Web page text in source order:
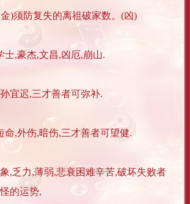
)须防复失的离祖破家数。(凶)
士,豪杰,文昌,凶厄,崩山.
宜迟,三才善者可弥补.
命,外伤,暗伤,三才善者可望健.
,乏力,薄弱,悲衰困难辛苦,破坏失败者
的运势,